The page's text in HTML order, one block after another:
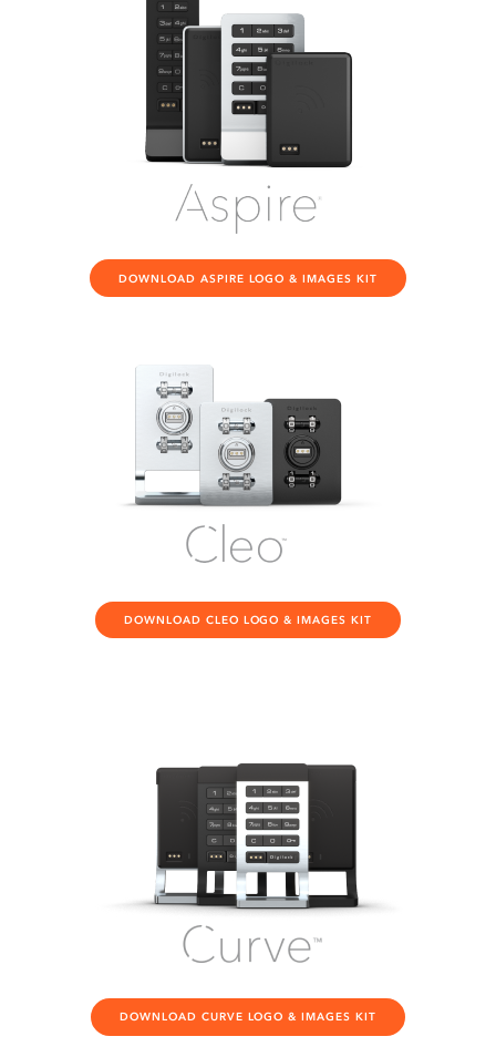
DOWNLOAD ASPIRE LOGO & IMAGES KIT
DOWNLOAD CLEO LOGO & IMAGES KIT
DOWNLOAD CURVE LOGO & IMAGES KIT